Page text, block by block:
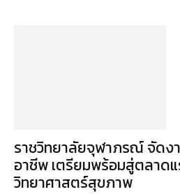
ราชวิทยาลัยจุฬาภรณ์ จัดง
อาชีพ เตรียมพร้อมสู่ตลาด
วิทยาศาสตร์สุขภาพ